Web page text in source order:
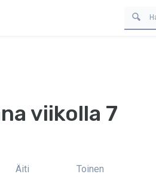
viikolla 7
Äiti
Toinen